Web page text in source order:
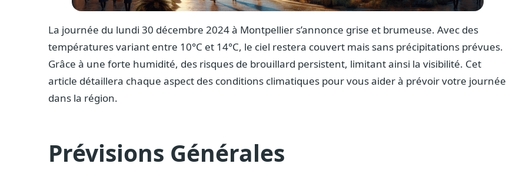
La journée du lundi 30 décembre 2024 à Montpellier s’annonce grise et brumeuse. Avec des
températures variant entre 10°C et 14°C, le ciel restera couvert mais sans précipitations prévues.
Grâce à une forte humidité, des risques de brouillard persistent, limitant ainsi la visibilité. Cet
article détaillera chaque aspect des conditions climatiques pour vous aider à prévoir votre journée
dans la région.
Prévisions Générales